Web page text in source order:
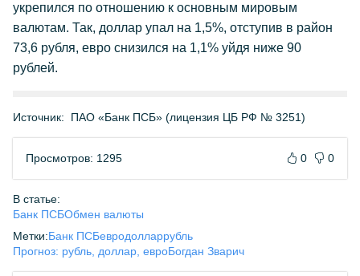
укрепился по отношению к основным мировым
валютам. Так, доллар упал на 1,5%, отступив в район
73,6 рубля, евро снизился на 1,1% уйдя ниже 90
рублей.
Источник: ПАО «Банк ПСБ» (лицензия ЦБ РФ № 3251)
Просмотров: 1295 0 0
В статье:
Банк ПСБОбмен валюты
Метки:Банк ПСБевродолларрубль
Прогноз: рубль, доллар, евроБогдан Зварич